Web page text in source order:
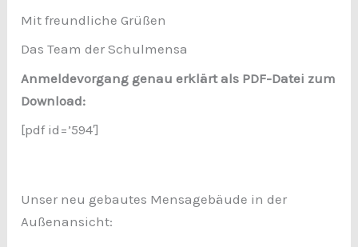
Mit freundliche Grüßen
Das Team der Schulmensa
Anmeldevorgang genau erklärt als PDF-Datei zum
Download:
[pdf id=’594′]
Unser neu gebautes Mensagebäude in der
Außenansicht: